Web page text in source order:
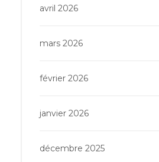
avril 2026
mars 2026
février 2026
janvier 2026
décembre 2025